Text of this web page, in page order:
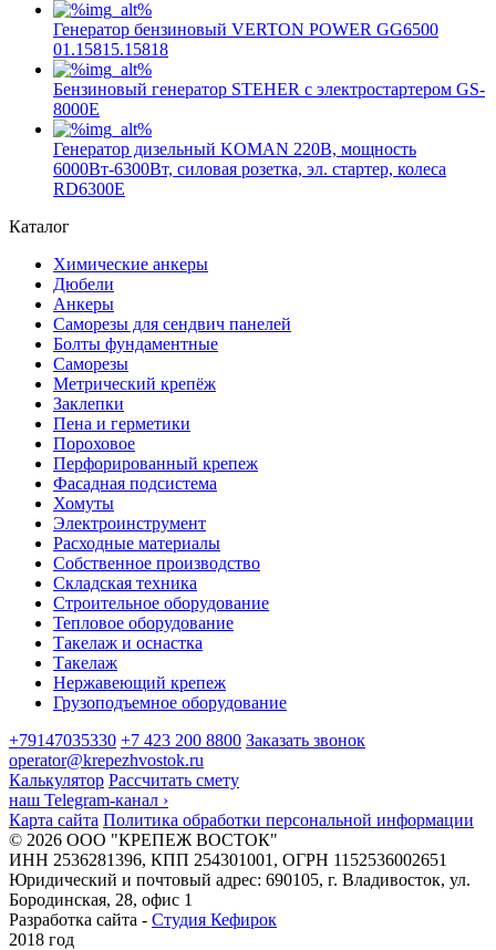
Генератор бензиновый VERTON POWER GG6500
01.15815.15818
Бензиновый генератор STEHER с электростартером GS-
8000Е
Генератор дизельный KOMAN 220В, мощность
6000Вт-6300Вт, силовая розетка, эл. стартер, колеса
RD6300E
Каталог
Химические анкеры
Дюбели
Анкеры
Саморезы для сендвич панелей
Болты фундаментные
Саморезы
Метрический крепёж
Заклепки
Пена и герметики
Пороховое
Перфорированный крепеж
Фасадная подсистема
Хомуты
Электроинструмент
Расходные материалы
Собственное производство
Складская техника
Строительное оборудование
Тепловое оборудование
Такелаж и оснастка
Такелаж
Нержавеющий крепеж
Грузоподъемное оборудование
+79147035330 +7 423 200 8800 Заказать звонок
operator@krepezhvostok.ru
Калькулятор Рассчитать смету
наш Telegram-канал ›
Карта сайта Политика обработки персональной информации
© 2026 ООО "КРЕПЕЖ ВОСТОК"
ИНН 2536281396, КПП 254301001, ОГРН 1152536002651
Юридический и почтовый адрес: 690105, г. Владивосток, ул.
Бородинская, 28, офис 1
Разработка сайта - Студия Кефирок
2018 год